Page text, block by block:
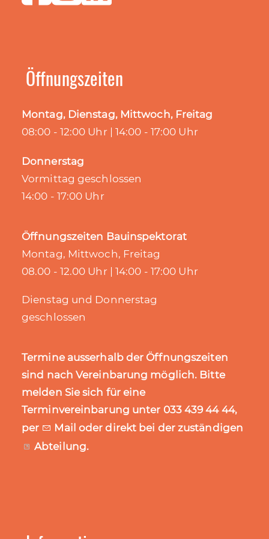
Öffnungszeiten
Montag, Dienstag, Mittwoch, Freitag
08:00 - 12:00 Uhr | 14:00 - 17:00 Uhr
Donnerstag
Vormittag geschlossen
14:00 - 17:00 Uhr
Öffnungszeiten Bauinspektorat
Montag, Mittwoch, Freitag
08.00 - 12.00 Uhr | 14:00 - 17:00 Uhr
Dienstag und Donnerstag
geschlossen
Termine ausserhalb der Öffnungszeiten
sind nach Vereinbarung möglich. Bitte
melden Sie sich für eine
Terminvereinbarung unter 033 439 44 44,
per
Mail oder direkt bei der zuständigen
Abteilung.